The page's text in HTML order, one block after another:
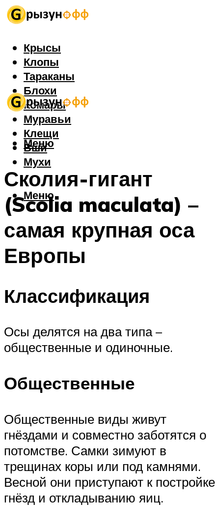
Крысы
Клопы
Тараканы
Блохи
Комары
Муравьи
Клещи
Вши
Мухи
Меню
Меню
Сколия-гигант
(Scolia maculata) –
самая крупная оса
Европы
Классификация
Осы делятся на два типа –
общественные и одиночные.
Общественные
Общественные виды живут
гнёздами и совместно заботятся о
потомстве. Самки зимуют в
трещинах коры или под камнями.
Весной они приступают к постройке
гнёзд и откладыванию яиц.